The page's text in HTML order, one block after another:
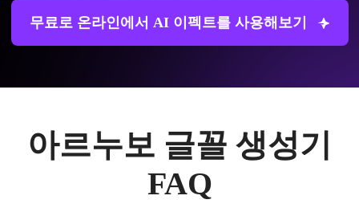
무료로 온라인에서 AI 이펙트를 사용해보기
아르누보 글꼴 생성기
FAQ